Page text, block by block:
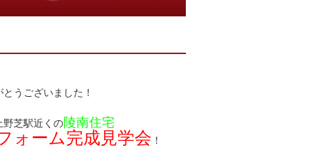
うございました！
芝駅近くの陵南住宅
ーム完成見学会 ！